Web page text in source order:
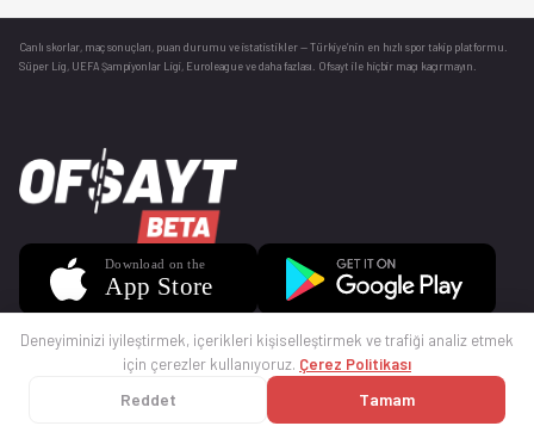
Canlı skorlar , maç sonuçları, puan durumu ve istatistikler — Türkiye’nin en hızlı spor takip platformu.
Süper Lig, UEFA Şampiyonlar Ligi, Euroleague ve daha fazlası. Ofsayt ile hiçbir maçı kaçırmayın.
© 2025 Ofsayt
Deneyiminizi iyileştirmek, içerikleri kişiselleştirmek ve trafiği analiz etmek
için çerezler kullanıyoruz. Çerez Politikası
Reddet Tamam